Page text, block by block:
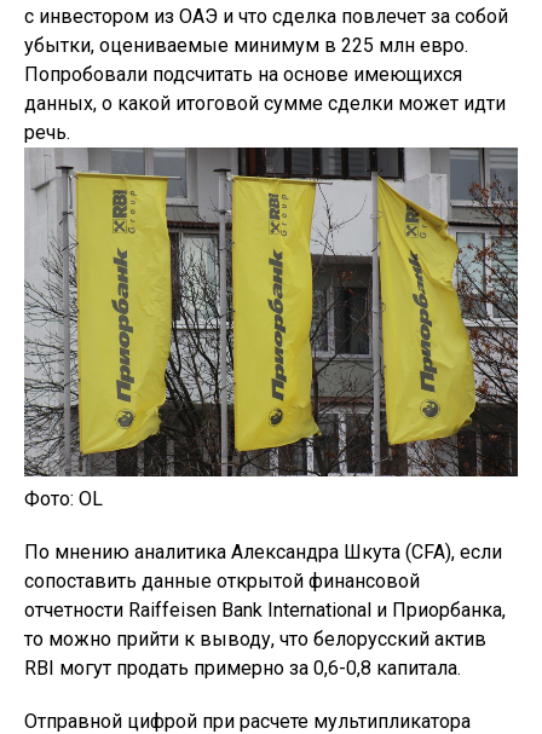
с инвестором из ОАЭ и что сделка повлечет за собой
убытки, оцениваемые минимум в 225 млн евро.
Попробовали подсчитать на основе имеющихся
данных, о какой итоговой сумме сделки может идти
речь.
Фото: OL
По мнению аналитика Александра Шкута (CFA), если
сопоставить данные открытой финансовой
отчетности Raiffeisen Bank International и Приорбанка,
то можно прийти к выводу, что белорусский актив
RBI могут продать примерно за 0,6-0,8 капитала.
Отправной цифрой при расчете мультипликатора